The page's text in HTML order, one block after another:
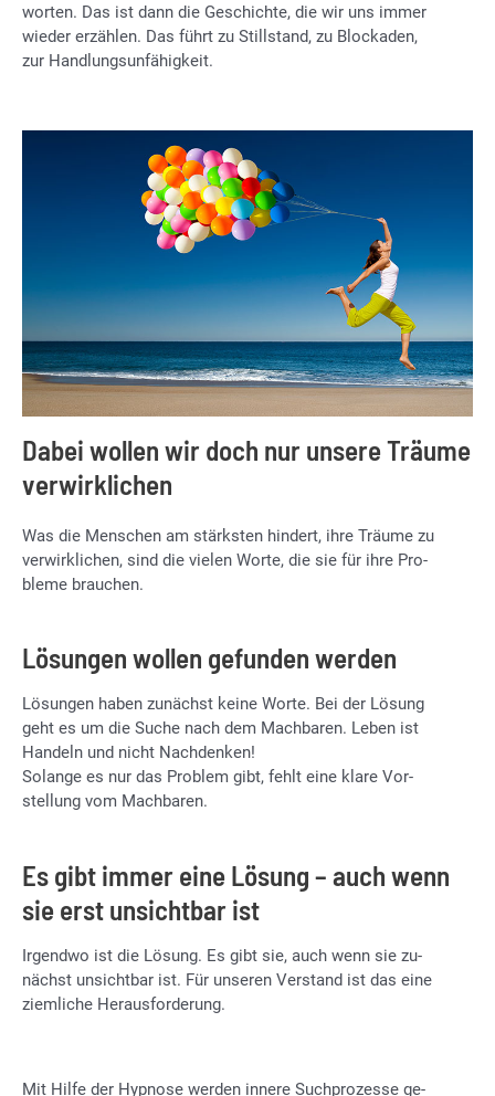
wor­ten. Das ist dann die Ge­schich­te, die wir uns im­mer
wie­der er­zäh­len. Das führt zu Still­stand, zu Blo­cka­den,
zur Hand­lungs­un­fä­hig­keit.
Dabei wollen wir doch nur unsere Träume
verwirklichen
Was die Men­schen am stärks­ten hin­dert, ihre Träu­me zu
ver­wirk­li­chen, sind die vie­len Wor­te, die sie für ihre Pro­
ble­me brau­chen.
Lösungen wollen gefunden werden
Lö­sun­gen ha­ben zu­nächst kei­ne Wor­te. Bei der Lö­sung
geht es um die Su­che nach dem Mach­ba­ren. Le­ben ist
Han­deln und nicht Nach­den­ken!
So­lan­ge es nur das Pro­blem gibt, fehlt eine kla­re Vor­
stel­lung vom Mach­ba­ren.
Es gibt immer eine Lösung – auch wenn
sie erst unsichtbar ist
Ir­gend­wo ist die Lö­sung. Es gibt sie, auch wenn sie zu­
nächst un­sicht­bar ist. Für un­se­ren Ver­stand ist das eine
ziem­li­che Her­aus­for­de­rung.
Mit Hil­fe der Hyp­no­se wer­den in­ne­re Such­pro­zes­se ge­